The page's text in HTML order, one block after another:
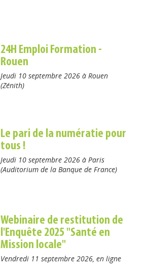
24H Emploi Formation -
Rouen
Jeudi 10 septembre 2026 à Rouen
(Zénith)
Le pari de la numératie pour
tous !
Jeudi 10 septembre 2026 à Paris
(Auditorium de la Banque de France)
Webinaire de restitution de
l'Enquête 2025 "Santé en
Mission locale"
Vendredi 11 septembre 2026, en ligne